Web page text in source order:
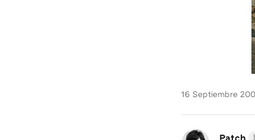
16 Septiembre
Patch